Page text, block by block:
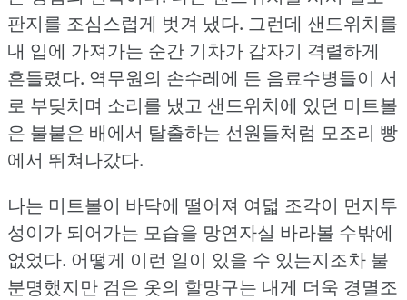
판지를 조심스럽게 벗겨 냈다. 그런데 샌드위치를
내 입에 가져가는 순간 기차가 갑자기 격렬하게
흔들렸다. 역무원의 손수레에 든 음료수병들이 서
로 부딪치며 소리를 냈고 샌드위치에 있던 미트볼
은 불붙은 배에서 탈출하는 선원들처럼 모조리 빵
에서 뛰쳐나갔다.
나는 미트볼이 바닥에 떨어져 여덟 조각이 먼지투
성이가 되어가는 모습을 망연자실 바라볼 수밖에
없었다. 어떻게 이런 일이 있을 수 있는지조차 불
분명했지만 검은 옷의 할망구는 내게 더욱 경멸조